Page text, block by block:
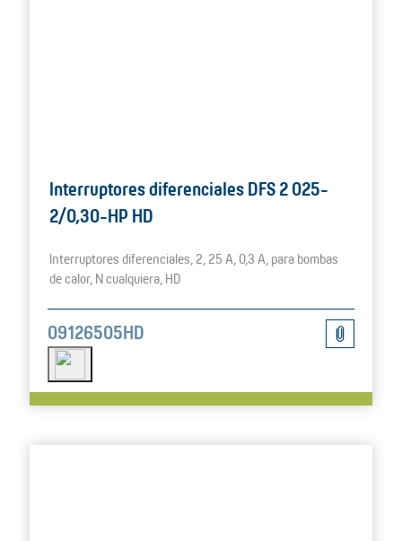
Interruptores diferenciales DFS 2 025-
2/0,30-HP HD
Interruptores diferenciales, 2, 25 A, 0,3 A, para bombas
de calor, N cualquiera, HD
09126505HD